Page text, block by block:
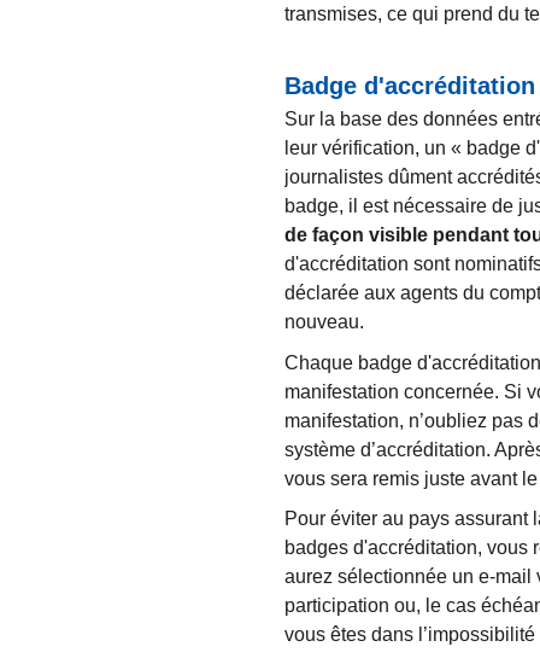
transmises, ce qui prend du
Badge d'accréditation
Sur la base des données
leur vérification, un « badge
journalistes dûment
badge, il est nécessaire de
de façon visible pendant
d'accréditation sont
déclarée aux agents du
nouveau.
Chaque badge
manifestation concernée. Si
manifestation, n’oubliez pas
système d’accréditation.
vous sera remis juste avant
Pour éviter au pays assurant
badges d'accréditation, vous
aurez sélectionnée un e-mail
participation ou, le cas
vous êtes dans